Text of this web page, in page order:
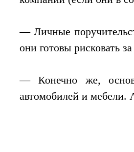
— Личные
они готовы рисковать
— Конечно же,
автомобилей и мебели.